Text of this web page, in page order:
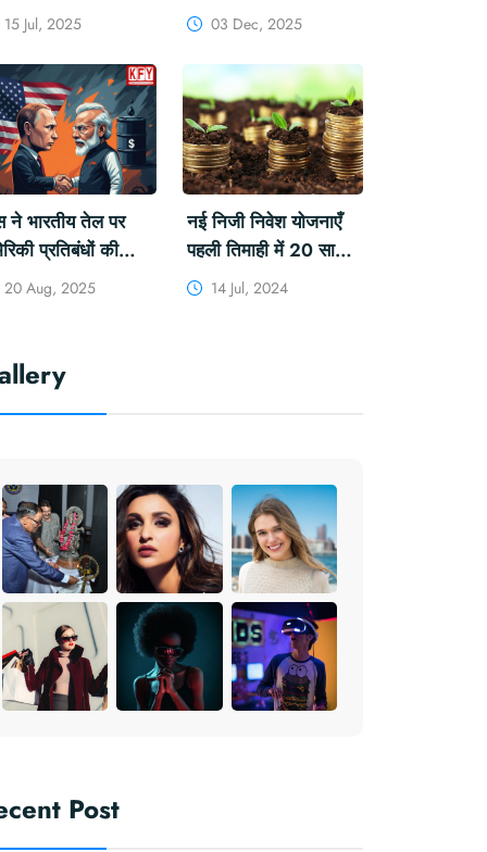
मॉडल Y भारत में लॉन्च: कीमत, रेंज और फीचर्स
15 Jul, 2025
स्तर पर! संकट और असर
03 Dec, 2025
भारतीय तेल पर
प्रतिबंधों की
की, पुतिन
20 Aug, 2025
नई निजी निवेश योजनाएँ
पहली तिमाही में 20 साल
के निचले स्तर पर आ गया|
14 Jul, 2024
Post